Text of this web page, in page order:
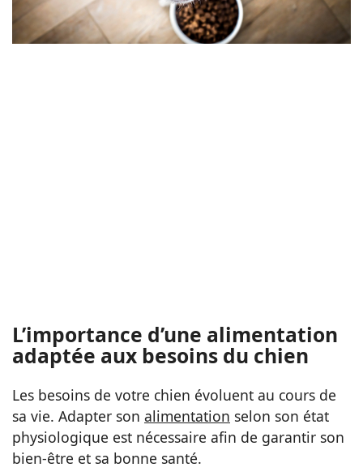
L’importance d’une alimentation
adaptée aux besoins du chien
Les besoins de votre chien évoluent au cours de
sa vie. Adapter son alimentation selon son état
physiologique est nécessaire afin de garantir son
bien-être et sa bonne santé.